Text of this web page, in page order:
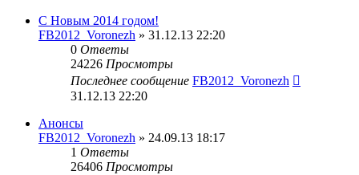
С Новым 2014 годом!
FB2012_Voronezh » 31.12.13 22:20
0 Ответы
24226 Просмотры
Последнее сообщение FB2012_Voronezh
31.12.13 22:20
Анонсы
FB2012_Voronezh » 24.09.13 18:17
1 Ответы
26406 Просмотры